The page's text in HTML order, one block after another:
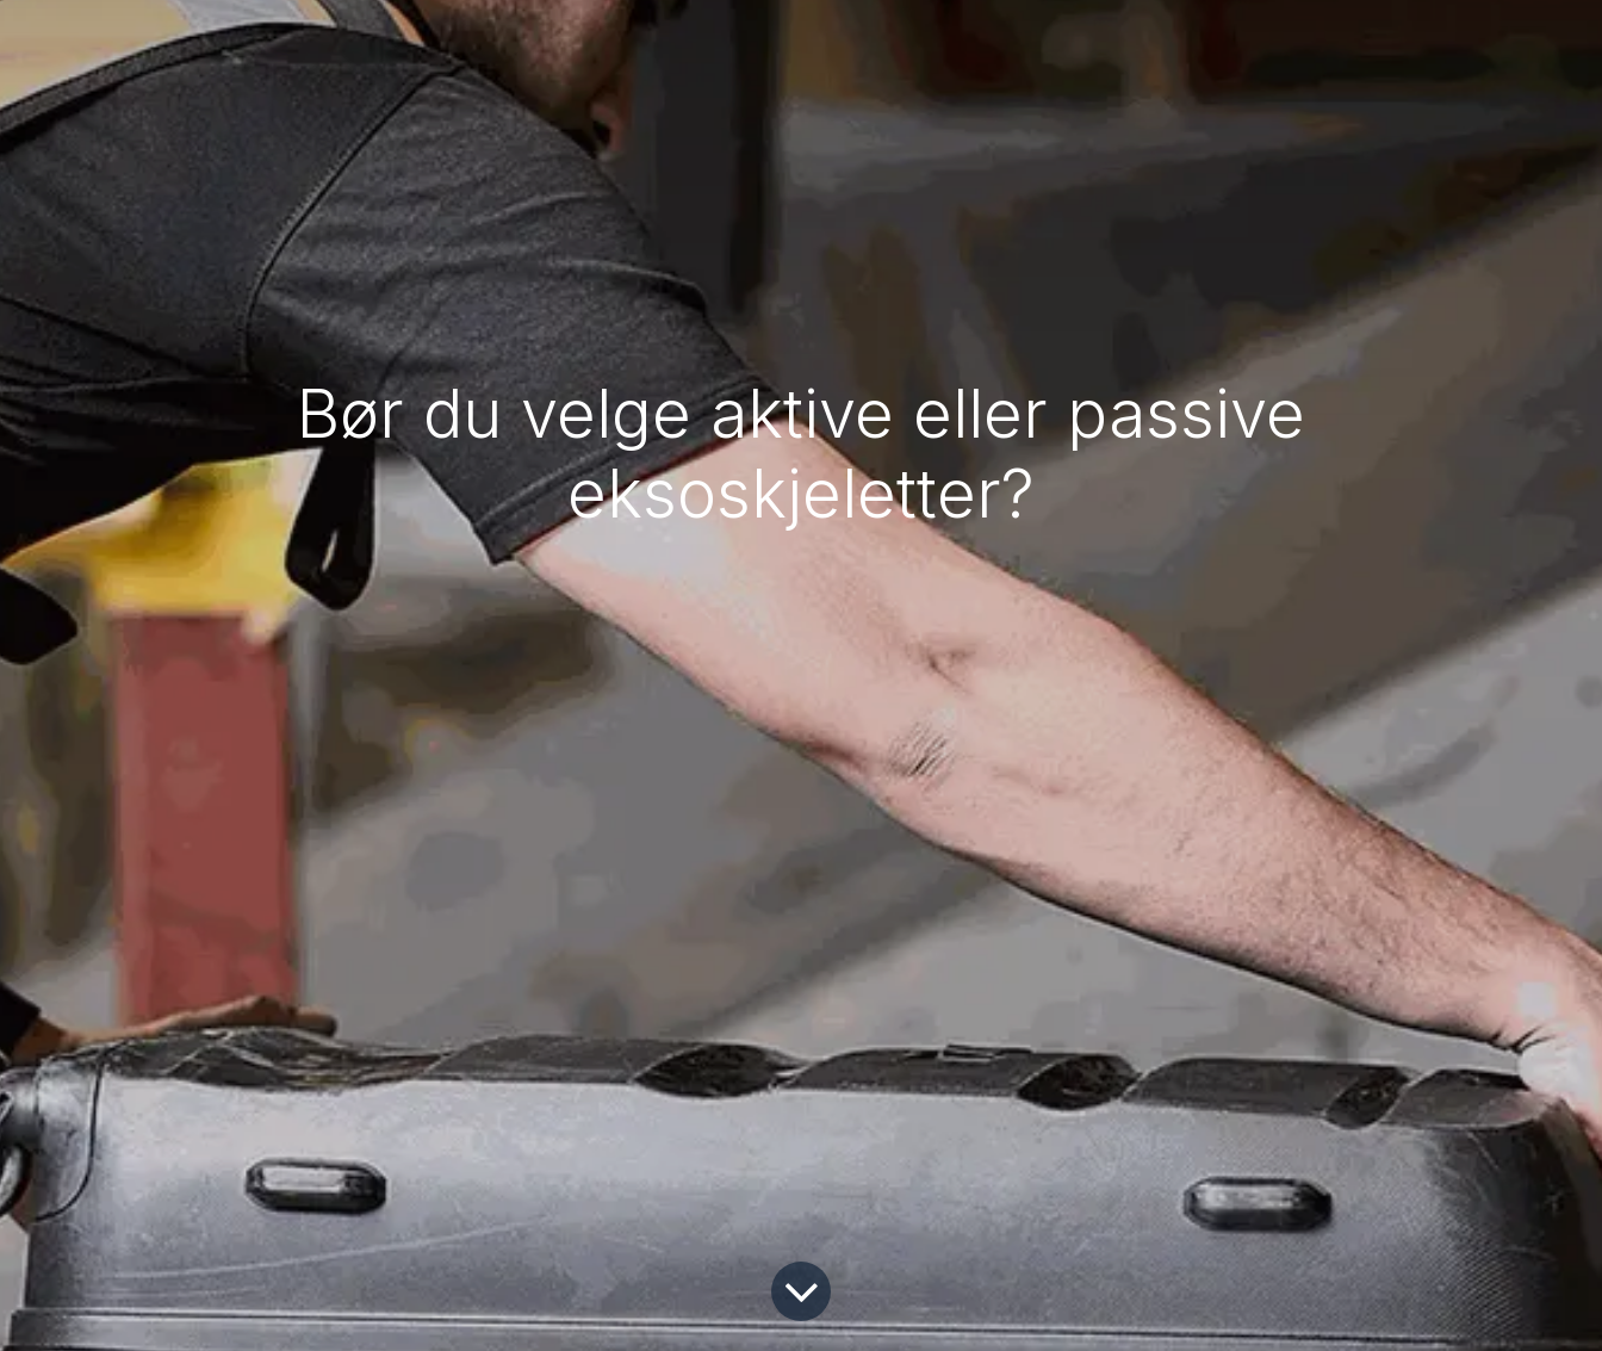
Bør du velge aktive eller passive
eksoskjeletter?